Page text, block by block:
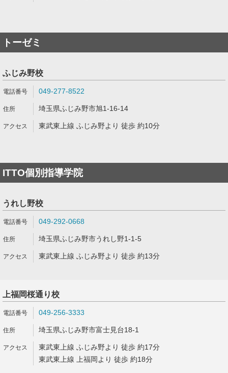
トーゼミ
ふじみ野校
049-277-8522
埼玉県ふじみ野市旭1-16-14
東武東上線 ふじみ野より 徒歩 約10分
ITTO個別指導学院
うれし野校
049-292-0668
埼玉県ふじみ野市うれし野1-1-5
東武東上線 ふじみ野より 徒歩 約13分
上福岡桜通り校
049-256-3333
埼玉県ふじみ野市富士見台18-1
東武東上線 ふじみ野より 徒歩 約17分
東武東上線 上福岡より 徒歩 約18分